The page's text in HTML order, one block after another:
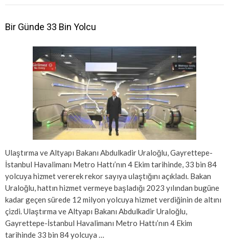
Bir Günde 33 Bin Yolcu
Ulaştırma ve Altyapı Bakanı Abdulkadir Uraloğlu, Gayrettepe-
İstanbul Havalimanı Metro Hattı’nın 4 Ekim tarihinde, 33 bin 84
yolcuya hizmet vererek rekor sayıya ulaştığını açıkladı. Bakan
Uraloğlu, hattın hizmet vermeye başladığı 2023 yılından bugüne
kadar geçen sürede 12 milyon yolcuya hizmet verdiğinin de altını
çizdi. Ulaştırma ve Altyapı Bakanı Abdulkadir Uraloğlu,
Gayrettepe-İstanbul Havalimanı Metro Hattı’nın 4 Ekim
tarihinde 33 bin 84 yolcuya …